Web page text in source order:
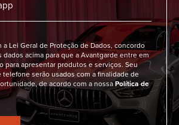
a Lei Geral de Proteção de Dados, concordo
dados acima para que a Avantgarde entre em
para apresentar produtos e serviços. Seu
telefone serão usados com a finalidade de
de acordo com a nossaPolítica de